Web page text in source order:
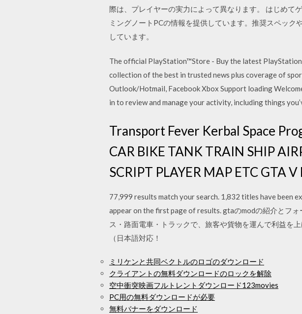
際は、プレイヤーの実力によって異なります。 はじめて
ミングノートPCの情報を提供しています。推奨スペッ
しています。
The official PlayStation™Store - Buy the latest
collection of the best in trusted news plus coverage of
Outlook/Hotmail, Facebook Xbox Support loading
in to review and manage your activity, including things
Transport Fever Kerbal Space
CAR BIKE TANK TRAIN SHIP
SCRIPT PLAYER MAP ETC GTA
77,999 results match your search. 1,832 titles have been
appear on the first page of results. gtaのmodの紹介とフ
ス・路面電車・トラックで、旅客や貨物を運んで利益を
（日本語対応！
ミリケンと共同ベクトルのロゴのダウンロード
クライアントの無料ダウンロードのロックを解除
空中衝突映画フルトレントダウンロード123movies
PC用の無料ダウンロードが必要
無料バナーをダウンロード